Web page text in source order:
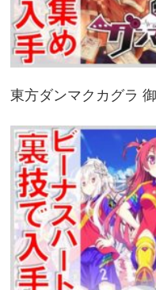
東方ダンマクカグラ